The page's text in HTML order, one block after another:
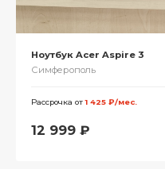
Ноутбук Acer Aspire 3
Симферополь
Рассрочка от1 425 ₽/мес.
12 999 ₽